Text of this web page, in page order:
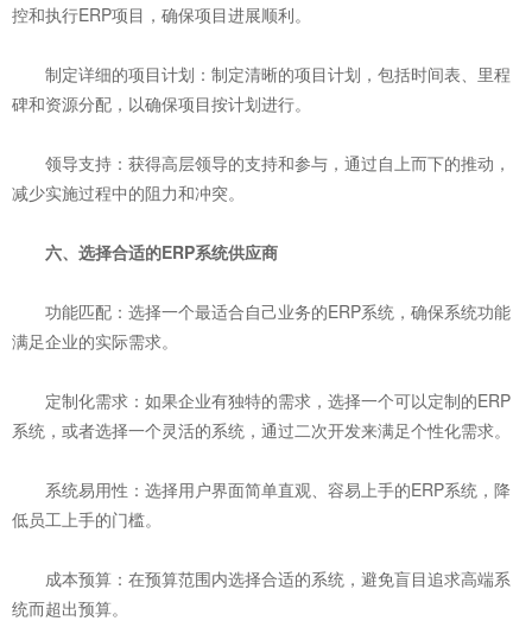
控和执行ERP项目，确保项目进展顺利。
‌制定详细的项目计划‌：制定清晰的项目计划，包括时间表、里程
碑和资源分配，以确保项目按计划进行。
‌领导支持‌：获得高层领导的支持和参与，通过自上而下的推动，
减少实施过程中的阻力和冲突。
六、选择合适的ERP系统供应商
‌功能匹配‌：选择一个最适合自己业务的ERP系统，确保系统功能
满足企业的实际需求。
‌定制化需求‌：如果企业有独特的需求，选择一个可以定制的ERP
系统，或者选择一个灵活的系统，通过二次开发来满足个性化需求。
‌系统易用性‌：选择用户界面简单直观、容易上手的ERP系统，降
低员工上手的门槛。
‌成本预算‌：在预算范围内选择合适的系统，避免盲目追求高端系
统而超出预算。